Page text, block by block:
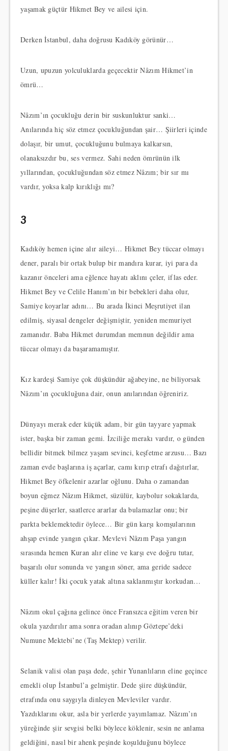
yaşamak güçtür Hikmet Bey ve ailesi için.
Derken İstanbul, daha doğrusu Kadıköy görünür…
Uzun, upuzun yolculuklarda geçecektir Nâzım Hikmet’in
ömrü…
Nâzım’ın çocukluğu derin bir suskunluktur sanki…
Anılarında hiç söz etmez çocukluğundan şair… Şiirleri içinde
dolaşır, bir umut, çocukluğunu bulmaya kalkarsın,
olanaksızdır bu, ses vermez. Sahi neden ömrünün ilk
yıllarından, çocukluğundan söz etmez Nâzım; bir sır mı
vardır, yoksa kalp kırıklığı mı?
3
Kadıköy hemen içine alır aileyi… Hikmet Bey tüccar olmayı
dener, paralı bir ortak bulup bir mandıra kurar, iyi para da
kazanır önceleri ama eğlence hayatı aklını çeler, iflas eder.
Hikmet Bey ve Celile Hanım’ın bir bebekleri daha olur,
Samiye koyarlar adını… Bu arada İkinci Meşrutiyet ilan
edilmiş, siyasal dengeler değişmiştir, yeniden memuriyet
zamanıdır. Baba Hikmet durumdan memnun değildir ama
tüccar olmayı da başaramamıştır.
Kız kardeşi Samiye çok düşkündür ağabeyine, ne biliyorsak
Nâzım’ın çocukluğuna dair, onun anılarından öğreniriz.
Dünyayı merak eder küçük adam, bir gün tayyare yapmak
ister, başka bir zaman gemi. İzciliğe merakı vardır, o günden
bellidir bitmek bilmez yaşam sevinci, keşfetme arzusu… Bazı
zaman evde başlarına iş açarlar, camı kırıp etrafı dağıtırlar,
Hikmet Bey öfkelenir azarlar oğlunu. Daha o zamandan
boyun eğmez Nâzım Hikmet, süzülür, kaybolur sokaklarda,
peşine düşerler, saatlerce ararlar da bulamazlar onu; bir
parkta beklemektedir öylece… Bir gün karşı komşularının
ahşap evinde yangın çıkar. Mevlevi Nâzım Paşa yangın
sırasında hemen Kuran alır eline ve karşı eve doğru tutar,
başarılı olur sonunda ve yangın söner, ama geride sadece
küller kalır! İki çocuk yatak altına saklanmıştır korkudan…
Nâzım okul çağına gelince önce Fransızca eğitim veren bir
okula yazdırılır ama sonra oradan alınıp Göztepe’deki
Numune Mektebi’ne (Taş Mektep) verilir.
Selanik valisi olan paşa dede, şehir Yunanlıların eline geçince
emekli olup İstanbul’a gelmiştir. Dede şiire düşkündür,
etrafında onu saygıyla dinleyen Mevleviler vardır.
Yazdıklarını okur, asla bir yerlerde yayımlamaz. Nâzım’ın
yüreğinde şiir sevgisi belki böylece köklenir, sesin ne anlama
geldiğini, nasıl bir ahenk peşinde koşulduğunu böylece